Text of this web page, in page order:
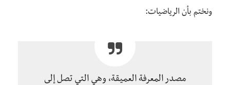
ونختم بأن الرياضيات:
مصدر المعرفة العميقة، وهي التي تصل إلى